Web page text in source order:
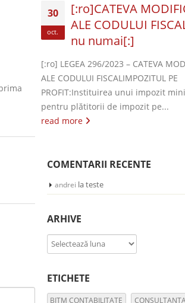
30
oct.
[:ro]CATEVA
ALE CODULUI
nu numai[:]
[:ro] LEGEA 296/2023 – CATEVA
ALE CODULUI FISCALIMPOZITUL PE
PROFIT:Instituirea unui impozit
pentru plătitorii de impozit pe...
read more
COMENTARII RECENTE
andrei lateste
ARHIVE
Arhive
ETICHETE
BITM CONTABILITATE